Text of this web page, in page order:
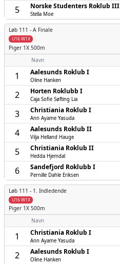
5 Norske Studenters Roklub III
Stella Moe
Løb 111 - A Finale
U16 W1X
Piger 1X 500m
Navn
1 Aalesunds Roklub I
Oline Hanken
2 Horten Roklubb I
Caja Sofie Søfting Lia
3 Christiania Roklub I
Ann Ayame Yasuda
4 Aalesunds Roklub II
Vilja Helland Hauge
5 Christiania Roklub II
Hedda Hjemdal
6 Sandefjord Roklubb I
Pernille Dahle Eriksen
Løb 111 - 1. Indledende
U16 W1X
Piger 1X 500m
Navn
1 Christiania Roklub I
Ann Ayame Yasuda
2 Aalesunds Roklub I
Oline Hanken